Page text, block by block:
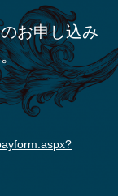
お申し込み